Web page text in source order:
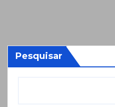
Pesquisar